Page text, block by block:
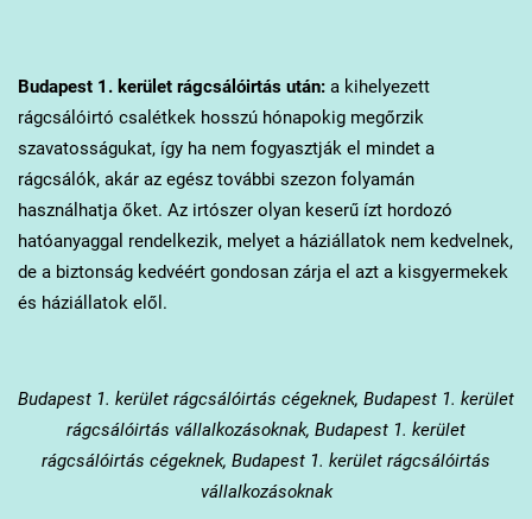
Budapest 1. kerületrágcsálóirtás után:a kihelyezett
rágcsálóirtó csalétkek hosszú hónapokig megőrzik
szavatosságukat, így ha nem fogyasztják el mindet a
rágcsálók, akár az egész további szezon folyamán
használhatja őket. Az irtószer olyan keserű ízt hordozó
hatóanyaggal rendelkezik, melyet a háziállatok nem kedvelnek,
de a biztonság kedvéért gondosan zárja el azt a kisgyermekek
és háziállatok elől.
Budapest 1. kerület rágcsálóirtás cégeknek, Budapest 1. kerület
rágcsálóirtás vállalkozásoknak, Budapest 1. kerület
rágcsálóirtás cégeknek, Budapest 1. kerület rágcsálóirtás
vállalkozásoknak